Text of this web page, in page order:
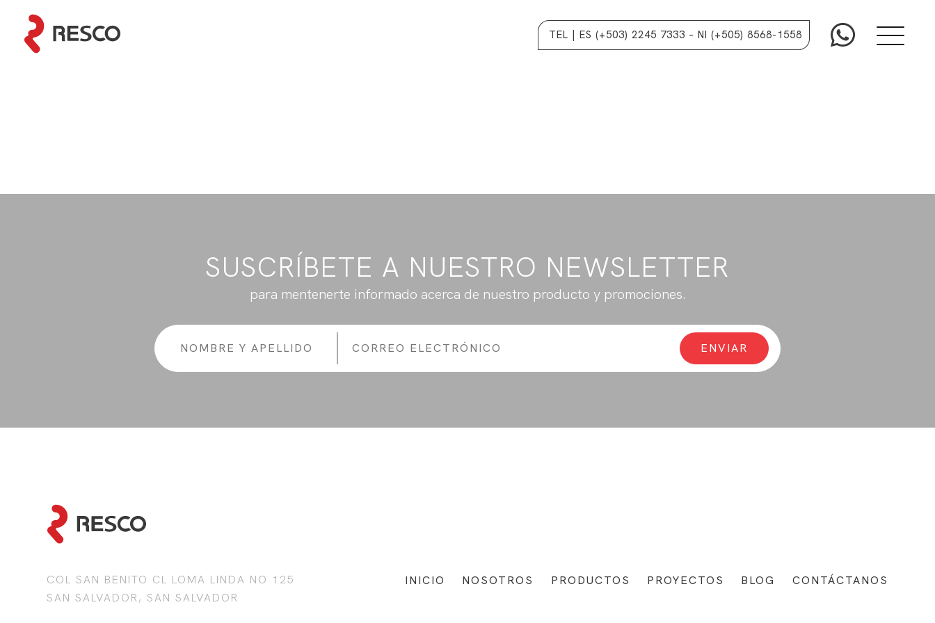
TEL | ES (+503) 2245 7333 – NI (+505) 8568-1558
WP Admin > Live Composer > Templates.
SUSCRÍBETE A NUESTRO NEWSLETTER
para mentenerte informado acerca de nuestro producto y promociones.
COL SAN BENITO CL LOMA LINDA NO 125
SAN SALVADOR, SAN SALVADOR
INICIO NOSOTROS PRODUCTOS PROYECTOS BLOG CONTÁCTANOS